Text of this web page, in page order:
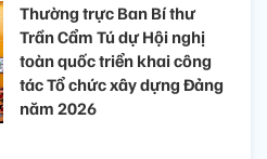
Thường trực Ban Bí thư
Trần Cẩm Tú dự Hội nghị
toàn quốc triển khai công
tác Tổ chức xây dựng Đảng
năm 2026